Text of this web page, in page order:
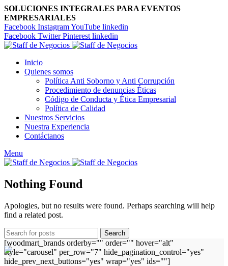
SOLUCIONES INTEGRALES PARA EVENTOS
EMPRESARIALES
Facebook InstagramYouTube linkedin
Facebook Twitter Pinterest linkedin
Inicio
Quienes somos
Política Anti Soborno y Anti Corrupción
Procedimiento de denuncias Éticas
Código de Conducta y Ética Empresarial
Política de Calidad
Nuestros Servicios
Nuestra Experiencia
Contáctanos
Menu
Nothing Found
Apologies, but no results were found. Perhaps searching will help
find a related post.
Search
[woodmart_brands orderby="" order="" hover="alt"
style="carousel" per_row="7" hide_pagination_control="yes"
hide_prev_next_buttons="yes" wrap="yes" ids=""]